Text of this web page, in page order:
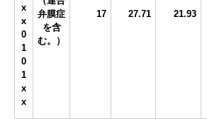
x
x
0
1
0
1
x
x
弁膜症
を含
む。）
17 27.71 21.93